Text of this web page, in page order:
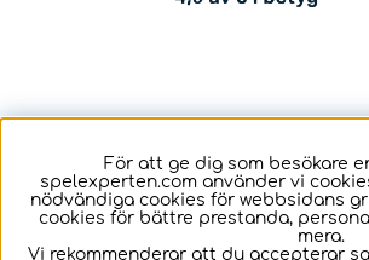
För att ge dig som besökare
spelexperten.com använder vi
nödvändiga cookies för webbsidans
cookies för bättre prestanda,
mera.
Vi rekommenderar att du accepterar